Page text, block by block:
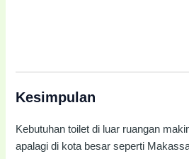
Kesimpulan
Kebutuhan toilet di luar ruangan
apalagi di kota besar seperti